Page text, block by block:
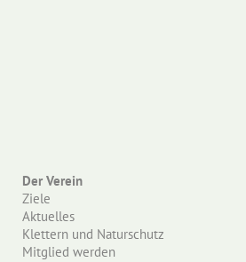
Der Verein
Ziele
Aktuelles
Klettern und Naturschutz
Mitglied werden